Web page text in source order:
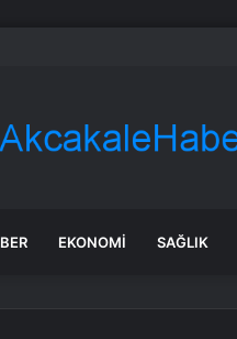
‘Şule: Senin Hikayen’ dizisine övgü
EKONOMI SAĞLIK